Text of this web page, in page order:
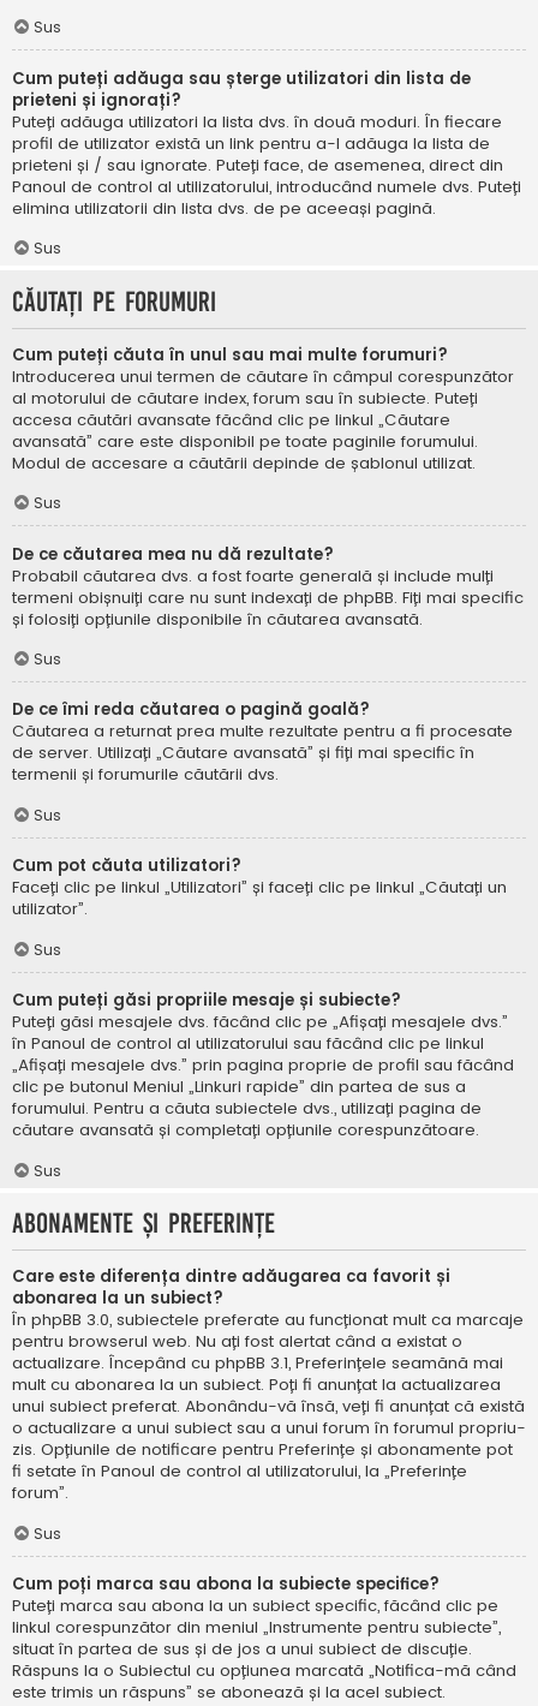
Sus
Cum puteți adăuga sau șterge utilizatori din lista de
prieteni și ignorați?
Puteți adăuga utilizatori la lista dvs. în două moduri. În fiecare
profil de utilizator există un link pentru a-l adăuga la lista de
prieteni și / sau ignorate. Puteți face, de asemenea, direct din
Panoul de control al utilizatorului, introducând numele dvs. Puteți
elimina utilizatorii din lista dvs. de pe aceeași pagină.
Sus
Căutați pe forumuri
Cum puteți căuta în unul sau mai multe forumuri?
Introducerea unui termen de căutare în câmpul corespunzător
al motorului de căutare index, forum sau în subiecte. Puteți
accesa căutări avansate făcând clic pe linkul „Căutare
avansată” care este disponibil pe toate paginile forumului.
Modul de accesare a căutării depinde de șablonul utilizat.
Sus
De ce căutarea mea nu dă rezultate?
Probabil căutarea dvs. a fost foarte generală și include mulți
termeni obișnuiți care nu sunt indexați de phpBB. Fiți mai specific
și folosiți opțiunile disponibile în căutarea avansată.
Sus
De ce îmi reda căutarea o pagină goală?
Căutarea a returnat prea multe rezultate pentru a fi procesate
de server. Utilizați „Căutare avansată” și fiți mai specific în
termenii și forumurile căutării dvs.
Sus
Cum pot căuta utilizatori?
Faceți clic pe linkul „Utilizatori” și faceți clic pe linkul „Căutați un
utilizator”.
Sus
Cum puteți găsi propriile mesaje și subiecte?
Puteți găsi mesajele dvs. făcând clic pe „Afișați mesajele dvs.”
în Panoul de control al utilizatorului sau făcând clic pe linkul
„Afișați mesajele dvs.” prin pagina proprie de profil sau făcând
clic pe butonul Meniul „Linkuri rapide” din partea de sus a
forumului. Pentru a căuta subiectele dvs., utilizați pagina de
căutare avansată și completați opțiunile corespunzătoare.
Sus
Abonamente și Preferințe
Care este diferența dintre adăugarea ca favorit și
abonarea la un subiect?
În phpBB 3.0, subiectele preferate au funcționat mult ca marcaje
pentru browserul web. Nu ați fost alertat când a existat o
actualizare. Începând cu phpBB 3.1, Preferințele seamănă mai
mult cu abonarea la un subiect. Poți fi anunțat la actualizarea
unui subiect preferat. Abonându-vă însă, veți fi anunțat că există
o actualizare a unui subiect sau a unui forum în forumul propriu-
zis. Opțiunile de notificare pentru Preferințe și abonamente pot
fi setate în Panoul de control al utilizatorului, la „Preferințe
forum”.
Sus
Cum poți marca sau abona la subiecte specifice?
Puteți marca sau abona la un subiect specific, făcând clic pe
linkul corespunzător din meniul „Instrumente pentru subiecte”,
situat în partea de sus și de jos a unui subiect de discuție.
Răspuns la o Subiectul cu opțiunea marcată „Notifica-mă când
este trimis un răspuns” se abonează și la acel subiect.